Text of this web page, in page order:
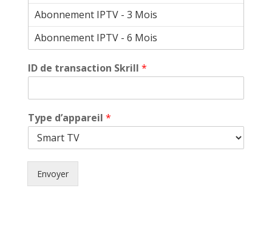
ID de transaction Skrill *
Type d’appareil *
Envoyer